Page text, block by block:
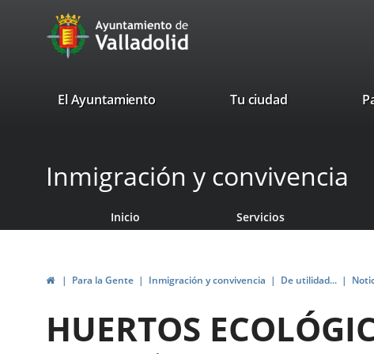
Portal
Web
Ayuntamiento
Valladolid
valladolid.es
El Ayuntamiento Tu ciudad
Inmigración y convivencia
Inicio Servicios
InicioPara la Gente Inmigración y convivencia De utilidad...
HUERTOS